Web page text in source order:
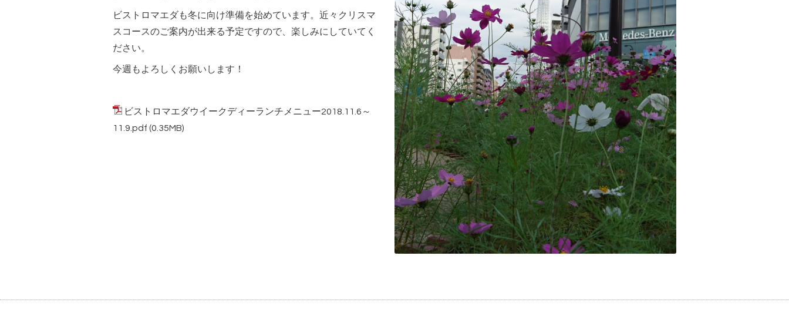
ビストロマエダも冬に向け準備を始めています。近々クリスマ
スコースのご案内が出来る予定ですので、楽しみにしていてく
ださい。
今週もよろしくお願いします！
ビストロマエダウイークディーランチメニュー2018.11.6～
11.9.pdf (0.35MB)